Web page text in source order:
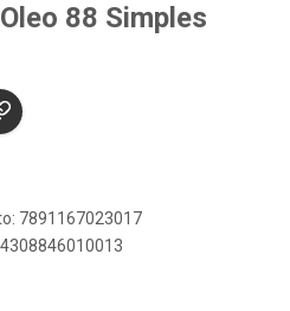
88 Simples
7891167023017